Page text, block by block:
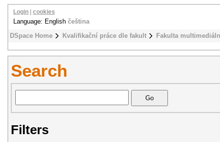
DSpace Home Kvalifikační práce dle fakult Fakulta
Login cookies
Language: English čeština
Search
Filters